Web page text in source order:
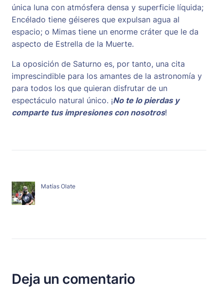
única luna con atmósfera densa y superficie líquida;
Encélado tiene géiseres que expulsan agua al
espacio; o Mimas tiene un enorme cráter que le da
aspecto de Estrella de la Muerte.
La oposición de Saturno es, por tanto, una cita
imprescindible para los amantes de la astronomía y
para todos los que quieran disfrutar de un
espectáculo natural único. ¡No te lo pierdas y
comparte tus impresiones con nosotros!
Matías Olate
Deja un comentario